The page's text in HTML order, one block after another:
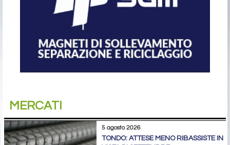
MERCATI
5 agosto 2026
TONDO: ATTESE MENO RIBASSISTE IN